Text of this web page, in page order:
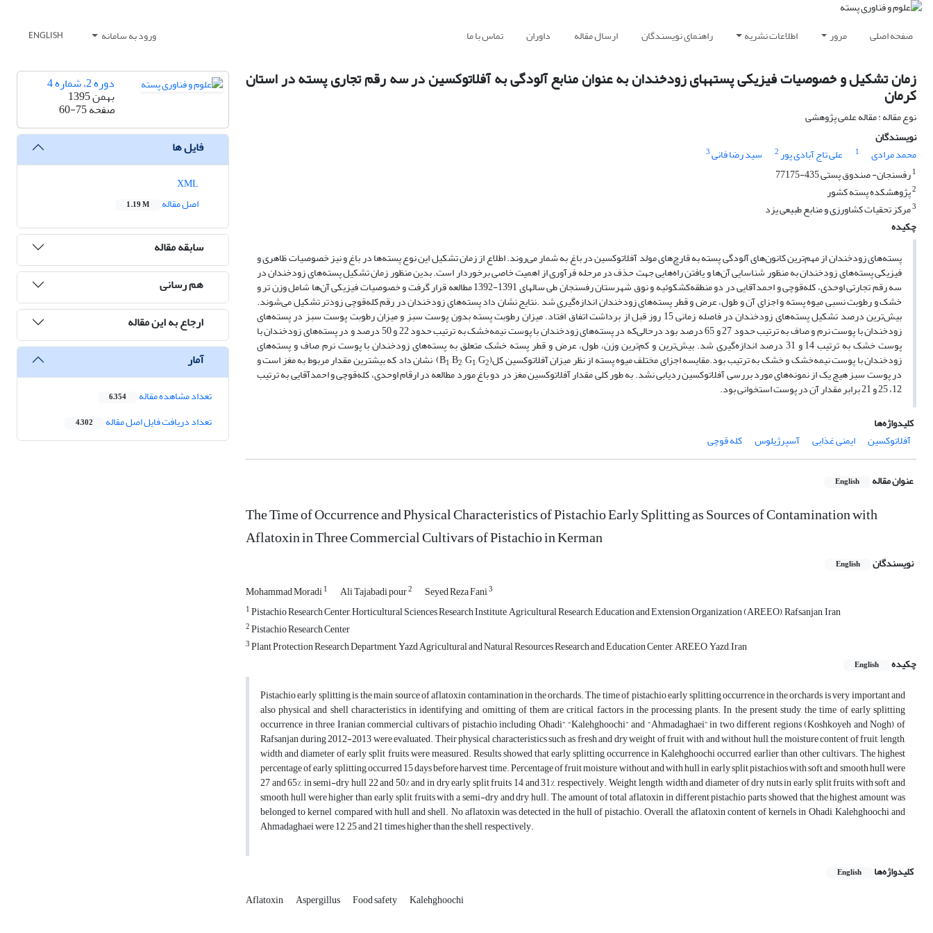
صفحه اصلی مرور اطلاعات نشریه راهنمای نویسندگان ارسال مقاله داوران تماس با ما ورود به سامانه ENGLISH
زمان تشکیل و خصوصیات فیزیکی پستههای زودخندان به عنوان منابع آلودگی به آفلاتوکسین در سه رقم تجاری پسته در استان
کرمان
نوع مقاله : مقاله علمی پژوهشی
نویسندگان
محمد مرادی
1 علی تاج آبادی پور2 سید رضا فانی3
1رفسنجان- صندوق پستی 435-77175
2پژوهشکده پسته کشور
3مرکز تحقیات کشاورزی و منابع طبیعی یزد
چکیده
پسته‌های‌ زودخندان‌ از مهم‌ترین کانون‌های‌ آلودگی‌ پسته‌ به قارچ‌های مولد آفلاتوکسین‌ در باغ‌ به‌ شمار می‌روند. اطلاع از ‌زمان‌ تشکیل‌ این نوع پسته‌ها در باغ‌ و نیز خصوصیات‌ ظاهری‌ و
فیزیکی‌ پسته‌های‌ زودخندان‌‌ به منظور شناسایی‌ آن‌ها و یافتن‌ راه‌هایی‌ جهت‌ حذف‌ در مرحله‌ فرآوری‌ از اهمیت‌ خاصی‌ برخوردار است. بدین‌ منظور زمان‌ تشکیل‌ پسته‌های‌ زودخندان‌ در
سه‌ رقم‌ تجارتی‌ اوحدی‌، کله‌قوچی‌ و احمدآقایی‌ در دو منطقه‌کشکوئیه و نوق شهرستان رفسنجان طی سال­های 1391-1392 مطالعه‌ قرار گرفت‌ و خصوصیات‌ فیزیکی‌ آن‌ها شامل‌ وزن‌ تر و
خشک و رطوبت نسبی میوه پسته و اجزای آن و طول‌، عرض‌ و قطر پسته‌های زودخندان اندازه‌گیری‌ شد .نتایج‌ نشان‌ داد‌ پسته‌های‌ ‌زودخندان در رقم‌ کله‌قوچی‌ زودتر تشکیل‌ می‌شوند.
بیش‌ترین‌ درصد تشکیل‌ پسته‌های‌ زودخندان‌ در فاصله‌ زمانی‌ 15 روز قبل‌ از برداشت‌ اتفاق‌ افتاد. میزان‌ رطوبت‌ پسته‌ بدون‌ پوست‌ سبز و میزان رطوبت پوست‌ سبز در پسته‌های‌
زودخندان‌ با پوست‌ نرم‌ و صاف‌ به‌ ترتیب‌ حدود 27 و 65 درصد بود درحالی‌که‌ در پسته‌های‌ زودخندان‌ با پوست‌ نیمه‌خشک‌ به‌ ترتیب‌ حدود 22 و 50 درصد و در پسته‌های‌ زودخندان‌ با
پوست‌ خشک‌ به‌ ترتیب‌ 14 و 31 درصد اندازه‌گیری شد. بیش‌ترین و کم‌ترین وزن‌، طول‌، عرض‌ و قطر پسته‌ خشک‌ متعلق به پسته‌های‌ زودخندان‌ با پوست‌ نرم‌ صاف‌ و پسته‌های‌
زودخندان‌ با پوست‌ نیمه‌خشک‌ و خشک‌ به ترتیب بود.مقایسه اجزای مختلف میوه‌ پسته از نظر میزان آفلاتوکسین کل(B 1, B2, G1, G2 ) نشان داد که بیشترین مقدار مربوط به مغز است و
در پوست سبز هیچ یک از نمونه‌های مورد بررسی آفلاتوکسین ردیابی نشد. به طور کلی مقدار آفلاتوکسین مغز در دو باغ مورد مطالعه در ارقام اوحدی، کله‌قوچی و احمدآقایی به ترتیب
12، 25 و 21 برابر مقدار آن در پوست استخوانی بود.
کلیدواژه‌ها
آفلاتوکسین
ایمنی غذایی آسپرژیلوس کله قوچی
عنوان مقاله English
The Time of Occurrence and Physical Characteristics of Pistachio Early Splitting as Sources of Contamination with
Aflatoxin in Three Commercial Cultivars of Pistachio in Kerman
نویسندگان English
Mohammad Moradi1 Ali Tajabadi pour2 Seyed Reza Fani3
1Pistachio Research Center, Horticultural Sciences Research Institute, Agricultural Research, Education and Extension Organization (AREEO), Rafsanjan, Iran
2Pistachio Research Center
3Plant Protection Research Department, Yazd Agricultural and Natural Resources Research and Education Center, AREEO, Yazd, Iran
چکیده
English
Pistachio early splitting is the main source of aflatoxin contamination in the orchards. The time of pistachio early splitting occurrence in the orchards is very important and
also physical and shell characteristics in identifying and omitting of them are critical factors in the processing plants. In the present study, the time of early splitting
occurrence in three Iranian commercial cultivars of pistachio including Ohadi”, “Kalehghoochi” and “Ahmadaghaei” in two different regions (Koshkoyeh and Nogh) of
Rafsanjan during 2012-2013 were evaluated. Their physical characteristics such as fresh and dry weight of fruit with and without hull, the moisture content of fruit, length,
width and diameter of early split fruits were measured. Results showed that early splitting occurrence in Kalehghoochi occurred earlier than other cultivars. The highest
percentage of early splitting occurred 15 days before harvest time. Percentage of fruit moisture without and with hull in early split pistachios with soft and smooth hull were
27 and 65%, in semi-dry hull 22 and 50% and in dry early split fruits 14 and 31%, respectively. Weight, length, width and diameter of dry nuts in early split fruits with soft and
smooth hull were higher than early split fruits with a semi-dry and dry hull. The amount of total aflatoxin in different pistachio parts showed that the highest amount was
belonged to kernel compared with hull and shell. No aflatoxin was detected in the hull of pistachio. Overall, the aflatoxin content of kernels in Ohadi, Kalehghoochi and
Ahmadaghaei were 12, 25 and 21 times higher than the shell, respectively.
کلیدواژه‌ها English
Aflatoxin Aspergillus Food safety Kalehghoochi
دوره 2، شماره 4
بهمن 1395
صفحه60-75
فایل ها
اصل مقاله
1.19 M
سابقه مقاله
هم رسانی
ارجاع به این مقاله
آمار
تعداد مشاهده مقاله 6,354
تعداد دریافت فایل اصل مقاله 4,302